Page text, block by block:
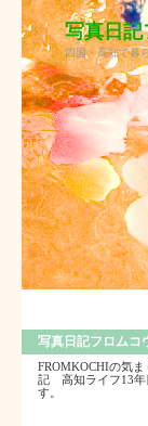
写真日
四国・高知で暮
写真日記フロムコ
FROMKOCHIの気ま
記 高知ライフ13年
す。